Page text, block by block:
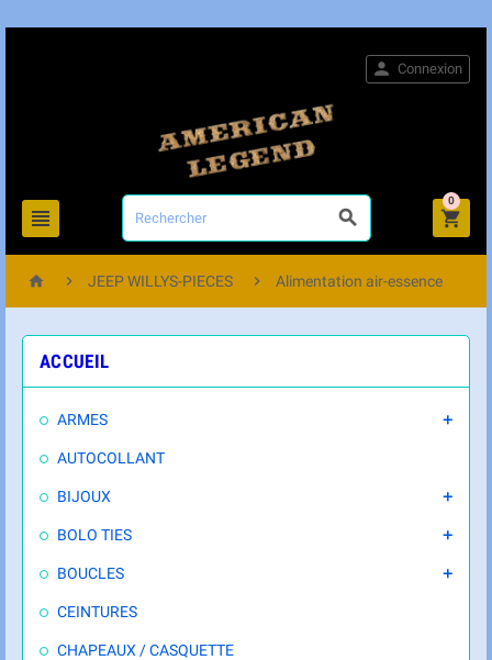
 
 Connexion

0
  JEEP WILLYS-PIECES  Alimentation air-essence
ACCUEIL
ARMES 
AUTOCOLLANT
BIJOUX 
BOLO TIES 
BOUCLES 
CEINTURES
CHAPEAUX / CASQUETTE